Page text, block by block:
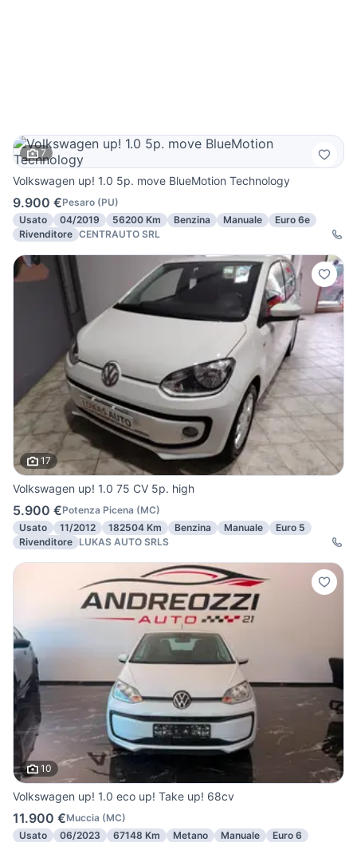
7
Volkswagen up! 1.0 5p. move BlueMotion Technology
9.900 €Pesaro (PU)
Usato
04/2019 56200 Km Benzina Manuale
Euro 6e
Rivenditore CENTRAUTO SRL
17
Volkswagen up! 1.0 75 CV 5p. high
5.900 €Potenza Picena (MC)
Usato
11/2012 182504 Km Benzina Manuale
Euro 5
Rivenditore
LUKAS AUTO SRLS
10
Volkswagen up! 1.0 eco up! Take up! 68cv
11.900 €Muccia (MC)
Usato
06/2023 67148 Km Metano Manuale
Euro 6